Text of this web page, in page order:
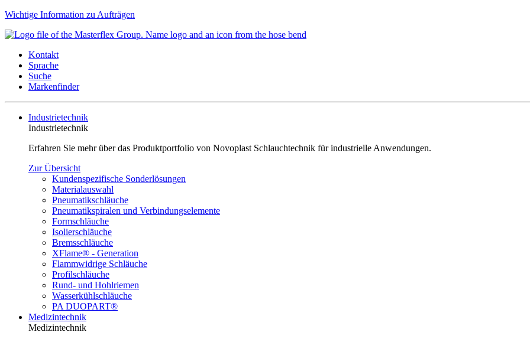
Wichtige Information zu Aufträgen
Kontakt
Sprache
Suche
Markenfinder
Industrietechnik
Industrietechnik
Erfahren Sie mehr über das Produktportfolio von Novoplast Schlauchtechnik für industrielle Anwendungen.
Zur Übersicht
Kundenspezifische Sonderlösungen
Materialauswahl
Pneumatikschläuche
Pneumatikspiralen und Verbindungselemente
Formschläuche
Isolierschläuche
Bremsschläuche
XFlame® - Generation
Flammwidrige Schläuche
Profilschläuche
Rund- und Hohlriemen
Wasserkühlschläuche
PA DUOPART®
Medizintechnik
Medizintechnik